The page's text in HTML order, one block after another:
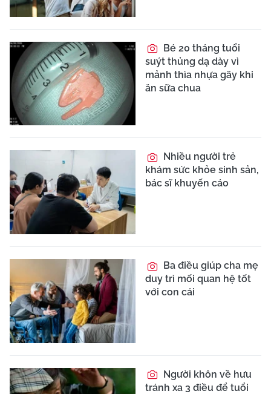
Bé 20 tháng tuổi
suýt thủng dạ dày vì
mảnh thìa nhựa gãy khi
ăn sữa chua
Nhiều người trẻ
khám sức khỏe sinh sản,
bác sĩ khuyến cáo
Ba điều giúp cha mẹ
duy trì mối quan hệ tốt
với con cái
Người khôn về hưu
tránh xa 3 điều để tuổi